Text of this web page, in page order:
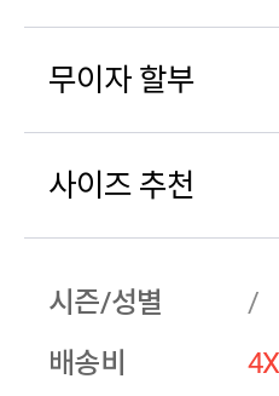
무이자 할부
사이즈 추천
시즌/성별
/
배송비